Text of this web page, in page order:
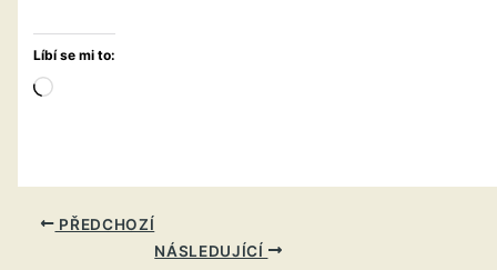
Líbí se mi to:
Načítání…
PŘEDCHOZÍ
NÁSLEDUJÍCÍ